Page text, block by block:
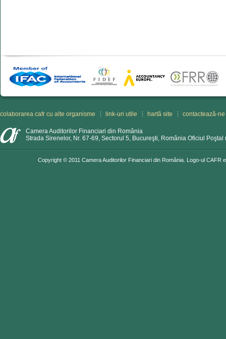
colaborarea cafr cu alte organisme link-uri utile hartă site contactează-ne
Camera Auditorilor Financiari din România
Strada Sirenelor, Nr. 67-69, Sectorul 5, Bucureşti, România Oficiul Poştal
Copyright © 2011 Camera Auditorilor Financiari din România. Logo-ul